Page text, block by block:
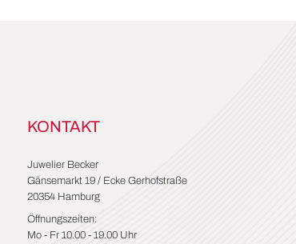
KONTAKT
Juwelier Becker
Gänsemarkt 19 / Ecke Gerhofstraße
20354 Hamburg
Öffnungszeiten:
Mo - Fr 10.00 - 19.00 Uhr